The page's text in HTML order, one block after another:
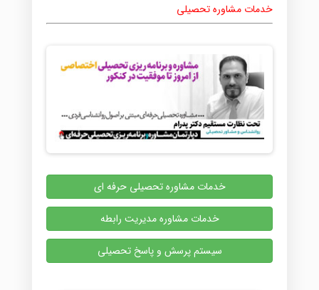
خدمات مشاوره تحصیلی
خدمات مشاوره تحصیلی حرفه ای
خدمات مشاوره مدیریت رابطه
سیستم پرسش و پاسخ تحصیلی